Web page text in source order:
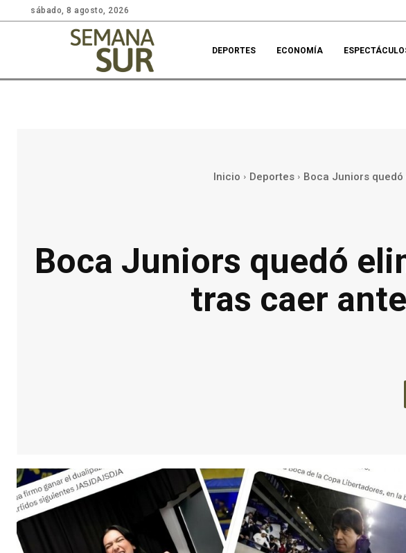
sábado, 8 agosto, 2026
DEPORTES ECONOMÍA
Inicio Deportes Boca Juniors
Boca Juniors quedó
tras caer